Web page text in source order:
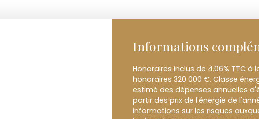
Informations
Honoraires inclus de 4.06% TTC à
honoraires 320 000 €. Classe
estimé des dépenses annuelles
partir des prix de l'énergie de
informations sur les risques